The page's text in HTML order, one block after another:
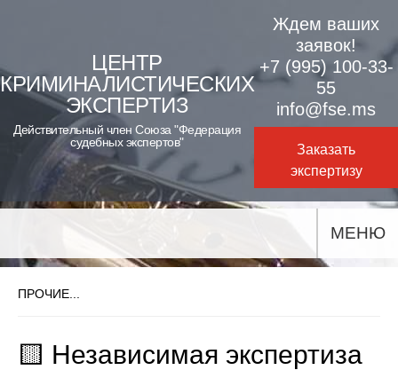
content
ЦЕНТР
КРИМИНАЛИСТИЧЕСКИХ
ЭКСПЕРТИЗ
Действительный член Союза "Федерация
судебных экспертов"
Ждем ваших
заявок!
+7 (995) 100-33-
55
info@fse.ms
Заказать
экспертизу
МЕНЮ
ПРОЧИЕ...
🟨 Независимая экспертиза